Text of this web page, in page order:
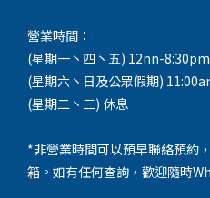
營業時間：
(星期一丶四丶五) 12nn-8:30pm
(星期六丶日及公眾假期)
(星期二丶三) 休息
*非營業時間可以預早聯絡預約
箱。如有任何查詢，歡迎隨時